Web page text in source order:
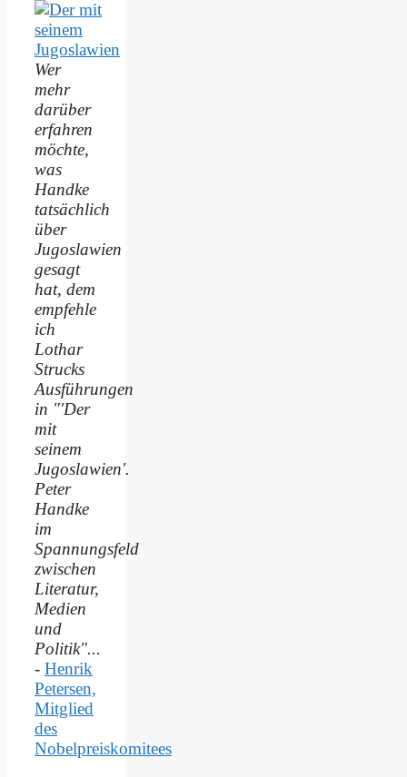
Wer
mehr
darüber
erfahren
möchte,
was
Handke
tatsächlich
über
Jugoslawien
gesagt
hat, dem
empfehle
ich
Lothar
Strucks
Ausführungen
in "'Der
mit
seinem
Jugoslawien'.
Peter
Handke
im
Spannungsfeld
zwischen
Literatur,
Medien
und
Politik"...
- Henrik
Petersen,
Mitglied
des
Nobelpreiskomitees